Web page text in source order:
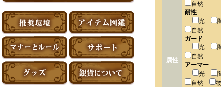
属性
自然
耐性
光
自然
ガード
光
自然
アーマー
光
自然